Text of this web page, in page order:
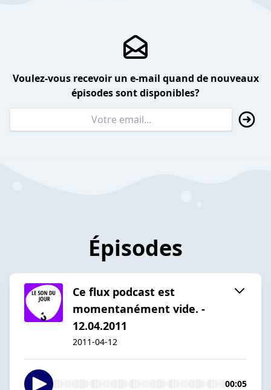
Voulez-vous recevoir un e-mail quand de nouveaux
épisodes sont disponibles?
Épisodes
Ce flux podcast est
momentanément vide. -
12.04.2011
2011-04-12
00:05